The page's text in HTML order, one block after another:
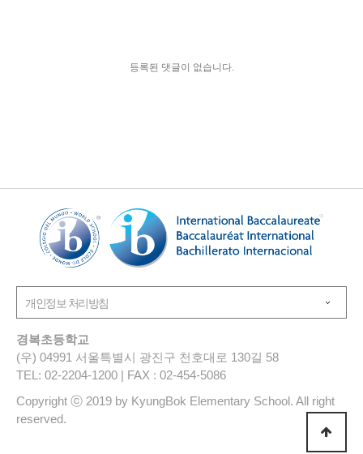
등록된 댓글이 없습니다.
경복초등학교
(우) 04991 서울특별시 광진구 천호대로 130길 58
TEL: 02-2204-1200 | FAX : 02-454-5086
Copyright ⓒ 2019 by KyungBok Elementary School. All right
reserved.